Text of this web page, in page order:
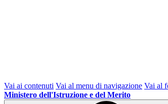
Vai ai contenuti Vai al menu di navigazione Vai al
Ministero dell'Istruzione e del Merito